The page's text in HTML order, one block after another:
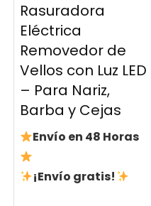
Rasuradora
Eléctrica
Removedor de
Vellos con Luz LED
– Para Nariz,
Barba y Cejas
Envío en 48 Horas
¡Envío gratis!